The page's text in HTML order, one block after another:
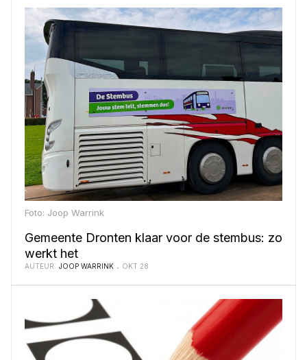
Foto: Joop Warrink
Gemeente Dronten klaar voor de stembus: zo
werkt het
AUTEUR: JOOP WARRINK OKT 28